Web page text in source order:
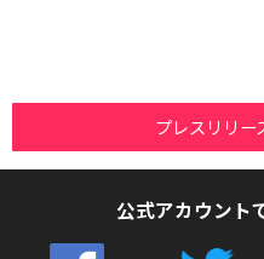
プレスリリー
公式アカウント